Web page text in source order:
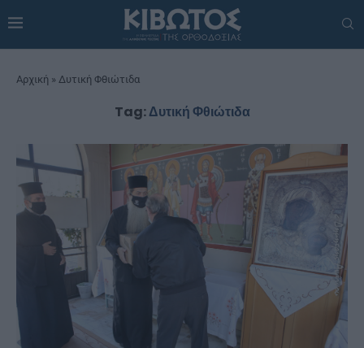
Αρχική » Δυτική Φθιώτιδα
Tag:Δυτική Φθιώτιδα